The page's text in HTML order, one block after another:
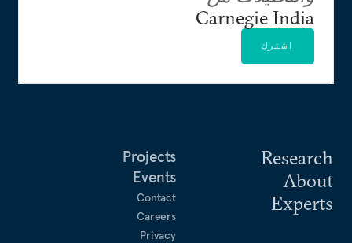
Research
About
Experts
Projects
Events
Contact
Careers
Privacy
Carnegie India
اشترك